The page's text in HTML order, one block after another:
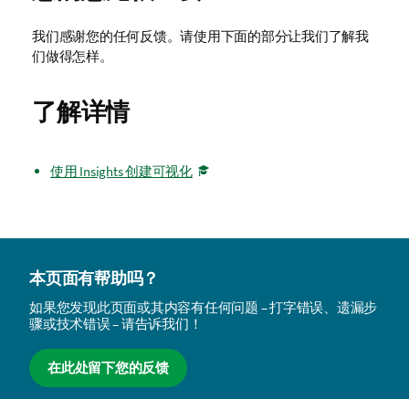
我们感谢您的任何反馈。请使用下面的部分让我们了解我
们做得怎样。
了解详情
使用 Insights 创建可视化
本页面有帮助吗？
如果您发现此页面或其内容有任何问题 – 打字错误、遗漏步
骤或技术错误 – 请告诉我们！
在此处留下您的反馈